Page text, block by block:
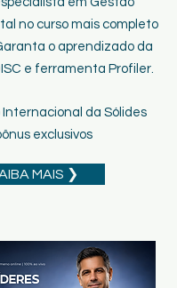
no curso mais completo
o aprendizado da
e ferramenta Profiler.
da Sólides
exclusivos
MAIS ❯